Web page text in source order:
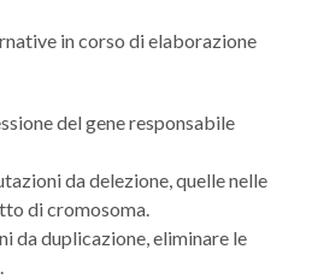
in corso di elaborazione
del gene responsabile
da delezione, quelle nelle
di cromosoma.
da duplicazione, eliminare le